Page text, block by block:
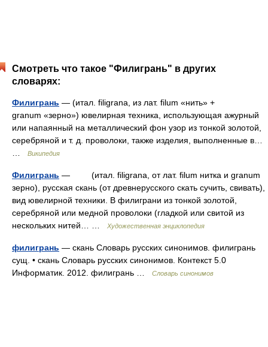
Смотреть что такое "Филигрань" в других
словарях:
Филигрань — (итал. filigrana, из лат. filum «нить» +
granum «зерно») ювелирная техника, использующая ажурный
или напаянный на металлический фон узор из тонкой золотой,
серебряной и т. д. проволоки, также изделия, выполненные в…
Википедия
Филигрань — (итал. filigrana, от лат. filum нитка и granum
зерно), русская скань (от древнерусского скать сучить, свивать),
вид ювелирной техники. В филиграни из тонкой золотой,
серебряной или медной проволоки (гладкой или свитой из
нескольких нитей… …
Художественная энциклопедия
филигрань — скань Словарь русских синонимов. филигрань
сущ. • скань Словарь русских синонимов. Контекст 5.0
Информатик. 2012. филигрань …
Словарь синонимов